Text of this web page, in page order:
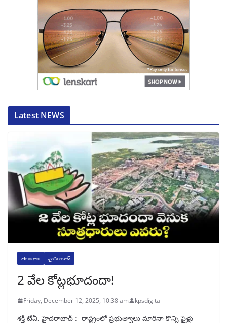
Latest NEWS
తెలంగాణ హైదరాబాద్
2 వేల కోట్లభూదందా!
Friday, December 12, 2025, 10:38 am kpsdigital
శక్తి టీవీ, హైదరాబాద్‌ :- రాష్ట్రంలో ప్రభుత్వాలు మారినా కొన్ని ఫైళ్లు